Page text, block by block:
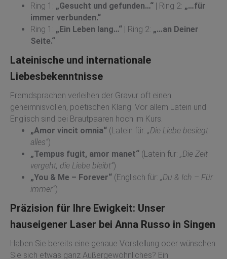
Ring 1: „Gesucht und gefunden…“ | Ring 2: „…für
immer verbunden.“
Ring 1: „Ein Leben lang…“ | Ring 2: „…an Deiner
Seite.“
Lateinische und internationale
Liebesbekenntnisse
Fremdsprachen verleihen der Gravur oft einen
geheimnisvollen, poetischen Klang. Vor allem Latein und
Englisch sind bei Brautpaaren hoch im Kurs.
„Amor vincit omnia“ (Latein für: „Die Liebe besiegt
alles“)
„Tempus fugit, amor manet“ (Latein für: „Die Zeit
vergeht, die Liebe bleibt“)
„You & Me – Forever“ (Englisch für: „Du & Ich – Für
immer“)
Präzision für Ihre Ewigkeit: Unser
hauseigener Laser bei Anna Russo in Singen
Haben Sie bereits eine genaue Vorstellung oder wünschen
Sie sich etwas ganz Außergewöhnliches? Ein